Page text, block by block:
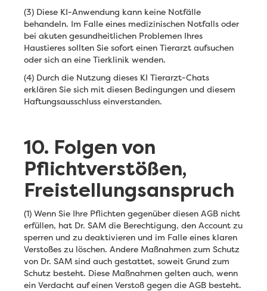
(3) Diese KI-Anwendung kann keine Notfälle
behandeln. Im Falle eines medizinischen Notfalls oder
bei akuten gesundheitlichen Problemen Ihres
Haustieres sollten Sie sofort einen Tierarzt aufsuchen
oder sich an eine Tierklinik wenden.
(4) Durch die Nutzung dieses KI Tierarzt-Chats
erklären Sie sich mit diesen Bedingungen und diesem
Haftungsausschluss einverstanden.
10. Folgen von
Pflichtverstößen,
Freistellungsanspruch
(1) Wenn Sie Ihre Pflichten gegenüber diesen AGB nicht
erfüllen, hat Dr. SAM die Berechtigung, den Account zu
sperren und zu deaktivieren und im Falle eines klaren
Verstoßes zu löschen. Andere Maßnahmen zum Schutz
von Dr. SAM sind auch gestattet, soweit Grund zum
Schutz besteht. Diese Maßnahmen gelten auch, wenn
ein Verdacht auf einen Verstoß gegen die AGB besteht.